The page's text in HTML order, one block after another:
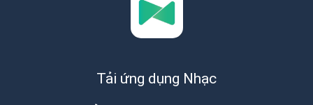
Tải ứng dụng Nhạc